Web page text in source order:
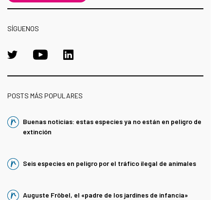
SÍGUENOS
POSTS MÁS POPULARES
Buenas noticias: estas especies ya no están en peligro de
extinción
Seis especies en peligro por el tráfico ilegal de animales
Auguste Fröbel, el «padre de los jardines de infancia»